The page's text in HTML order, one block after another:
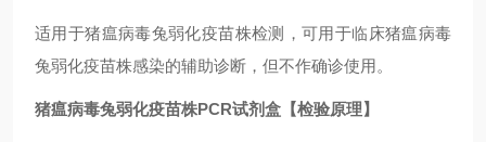
适用于猪瘟病毒兔弱化疫苗株检测，可用于临床猪瘟病毒
兔弱化疫苗株感染的辅助诊断，但不作确诊使用。
猪瘟病毒兔弱化疫苗株PCR试剂盒 【检验原理】